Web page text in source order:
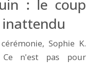
: le coup
Sophie K.
Ce n'est pas pour